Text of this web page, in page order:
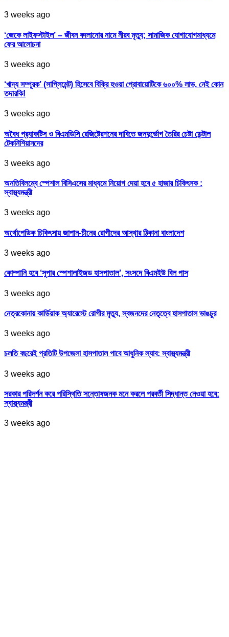
3 weeks ago
‘জেকে লাইফস্টাইল’ – জীবন বদলানোর নামে নীরব মৃত্যু; সামাজিক যোগাযোগমাধ্যমে
ফের আলোচনা
3 weeks ago
‘খাদ্য সম্পূরক’ (সাপ্লিমেন্ট) হিসেবে বিক্রি হওয়া প্রোবায়োটিকে ৬০০% লাভ, নেই কোন
তদারকি!
3 weeks ago
অবৈধ প্র‍্যাকটিস ও বিএমডিসি রেজিষ্ট্রেশনের দাবিতে জনদুর্ভোগ তৈরির চেষ্টা ডেন্টাল
টেকনিশিয়ানদের
3 weeks ago
অনতিবিলম্বে স্পেশাল বিসিএসের মাধ্যমে নিয়োগ দেয়া হবে ৫ হাজার চিকিৎসক :
স্বাস্থ্যমন্ত্রী
3 weeks ago
অর্থোপেডিক চিকিৎসায় জাপান-চীনের রোগীদের আস্থার ঠিকানা বাংলাদেশ
3 weeks ago
কোম্পানি হবে ‘সুপার স্পেশালাইজড হাসপাতাল’, সংসদে বিএমইউ বিল পাস
3 weeks ago
নেত্রকোনায় কার্ডিয়াক অ্যারেস্টে রোগীর মৃত্যু, স্বজনদের নেতৃত্বে হাসপাতাল ভাঙচুর
3 weeks ago
চলতি বছরেই প্রতিটি উপজেলা হাসপাতাল পাবে আধুনিক ল্যাব: স্বাস্থ্যমন্ত্রী
3 weeks ago
সরকার পরিদর্শন করে পরিস্থিতি সন্তোষজনক মনে করলে পরবর্তী সিদ্ধান্ত নেওয়া হবে:
স্বাস্থ্যমন্ত্রী
3 weeks ago